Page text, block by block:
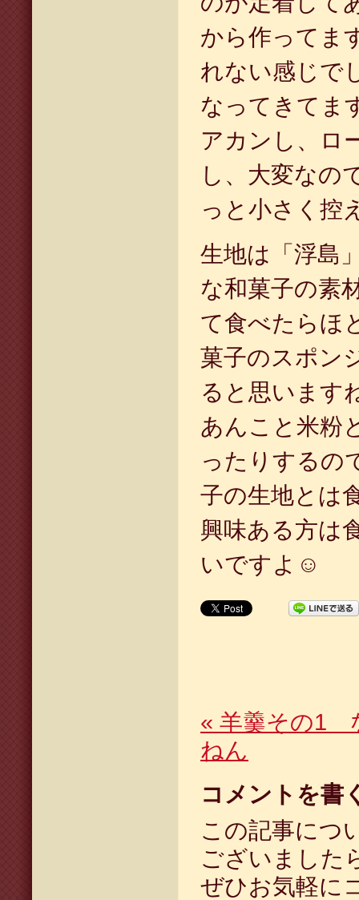
から作ってま
れない感じで
なってきてま
アカンし、ロ
し、大変なの
っと小さく控
生地は「浮島
な和菓子の素
て食べたらほ
菓子のスポン
ると思います
あんこと米粉
ったりするの
子の生地とは
興味ある方は
いですよ☺
« 羊羹その1
ねん
コメントを書
この記事につ
ございました
ぜひお気軽に